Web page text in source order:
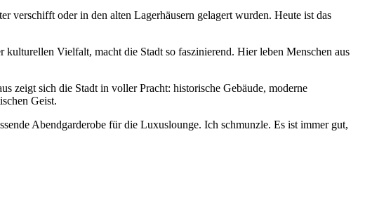
verschifft oder in den alten Lagerhäusern gelagert wurden. Heute ist das
Vielfalt, macht die Stadt so faszinierend. Hier leben Menschen aus
zeigt sich die Stadt in voller Pracht: historische Gebäude, moderne
Geist.
Abendgarderobe für die Luxuslounge. Ich schmunzle. Es ist immer gut,